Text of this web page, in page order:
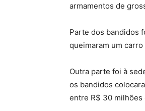
armamentos de
Parte dos bandidos
queimaram um
Outra parte foi à
os bandidos
entre R$ 30 milhões